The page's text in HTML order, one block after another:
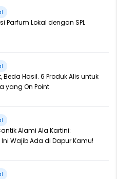
Parfum Lokal dengan SPL
Beda Hasil. 6 Produk Alis untuk
yang On Point
Alami Ala Kartini:
Wajib Ada di Dapur Kamu!